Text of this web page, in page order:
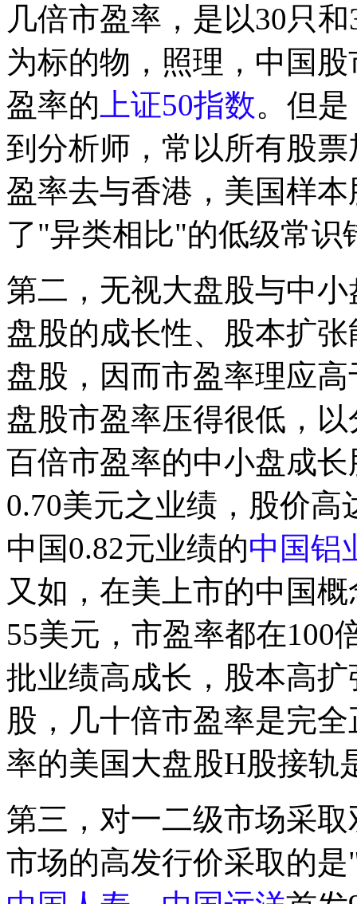
几倍市盈率，是以30只
为标的物，照理，中国
盈率的 上证50指数。但
到分析师，常以所有股
盈率去与香港，美国样
了"异类相比"的低级常识
第二，无视大盘股与中
盘股的成长性、股本扩
盘股，因而市盈率理应
盘股市盈率压得很低，
百倍市盈率的中小盘成
0.70美元之业绩，股价高
中国0.82元业绩的中国铝
又如，在美上市的中国
55美元，市盈率都在100
批业绩高成长，股本高
股，几十倍市盈率是完
率的美国大盘股H股接轨
第三，对一二级市场采
市场的高发行价采取的